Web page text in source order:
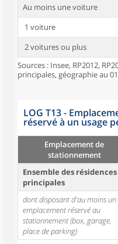
Au moins une voiture
1 voiture
2 voitures ou plus
Sources : Insee, RP2012,
principales, géographie au
LOG T13 -
réservé à un usage
Emplacement de
stationnement
Ensemble des résidences
principales
dont disposant d'au moins un
emplacement réservé au
stationnement (box, garage,
place de parking)